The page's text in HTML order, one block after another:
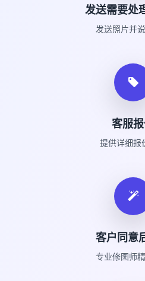
发送需要处
发送照片并
客服
提供详细报
客户同意
专业修图师